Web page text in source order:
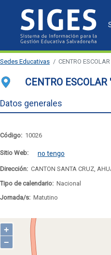
Sedes Educativas CENTRO
CENTRO
Datos generales
Código: 10026
Sitio Web: no tengo
Dirección: CANTON SANTA CRUZ,
Tipo de calendario: Nacional
Jornada/s: Matutino